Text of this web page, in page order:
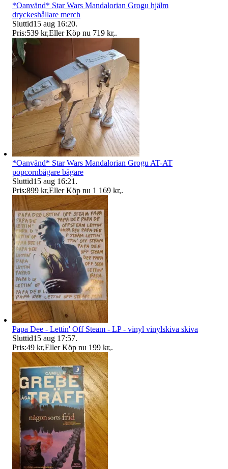
*Oanvänd* Star Wars Mandalorian Grogu hjälm
dryckeshållare merch
Sluttid15 aug 16:20.
Pris:539 kr,Eller Köp nu 719 kr,.
*Oanvänd* Star Wars Mandalorian Grogu AT-AT
popcornbägare bägare
Sluttid15 aug 16:21 .
Pris:899 kr,Eller Köp nu 1 169 kr,.
Papa Dee - Lettin' Off Steam - LP - vinyl vinylskiva skiva
Sluttid15 aug 17:57.
Pris:49 kr,Eller Köp nu 199 kr,.